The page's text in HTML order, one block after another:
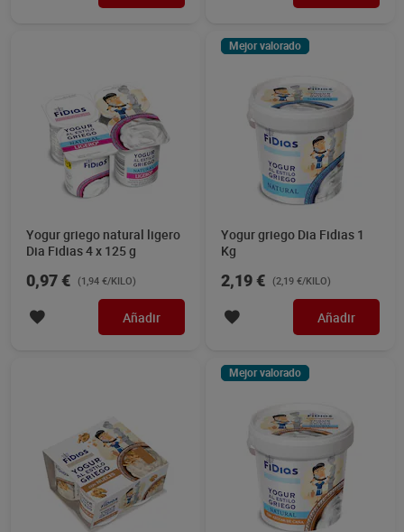
Yogur griego natural ligero
Dia Fidias 4 x 125 g
0,97 € (1,94 €/KILO)
Añadir
Mejor valorado
Yogur griego Dia Fidias 1
Kg
2,19 € (2,19 €/KILO)
Añadir
Mejor valorado